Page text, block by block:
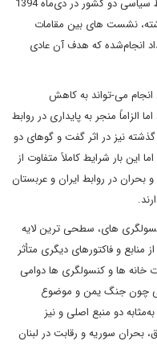
اند. بر اساس این تجربه تاریخی بار دیگر روابط سیاسی دو کشور در دی‌ماه 1394
نشست های بین مقامات
انجام‌شده که هدف آن عادی
می-تواند به کاهش
منجر به پایداری در روابط
نیز در اثر گفت و گوهای دو
بار شرایط کاملاً متفاوت از
در روابط ایران و عربستان
های، سطحی ترین لایه
منابع و فاکتورهای دیگری متأثر
خانه ها و کنسولگری ها دوامی
چون جنگ یمن و موضوع
دو منبع اصلی و نیز
بحران سوریه و رقابت در لبنان